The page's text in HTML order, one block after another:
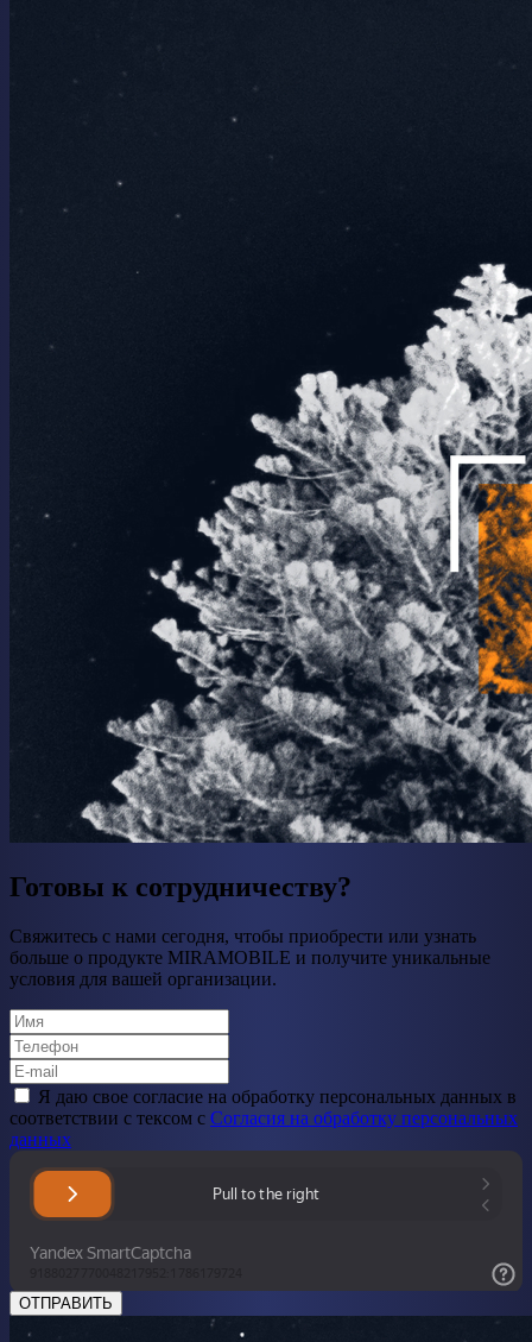
Готовы к сотрудничеству?
Свяжитесь с нами сегодня, чтобы приобрести или узнать
больше о продукте MIRAMOBILE и получите уникальные
условия для вашей организации.
Я даю свое cогласие на обработку персональных данных в
соответствии с тексом с Согласия на обработку персональных
данных
ОТПРАВИТЬ